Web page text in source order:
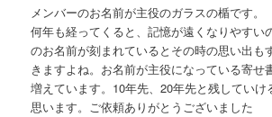
メンバーのお名前が主役のガラスの楯です。
何年も経ってくると、記憶が遠くなりやすい
のお名前が刻まれているとその時の思い出も
きますよね。お名前が主役になっている寄せ
増えています。10年先、20年先と残していけ
思います。ご依頼ありがとうございました